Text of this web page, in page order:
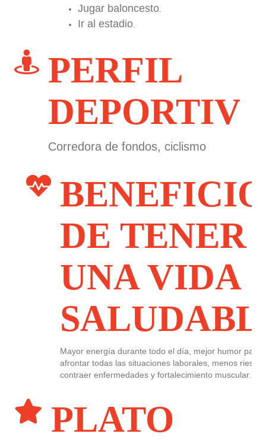
Jugar baloncesto
Ir al estadio
PERFIL
Corredora de fondos, ciclismo
DE TENER
UNA VIDA
Mayor energía durante todo el día, mejor humor para
afrontar todas las situaciones laborales, menos riesgo
contraer enfermedades y fortalecimiento muscular.
PLATO